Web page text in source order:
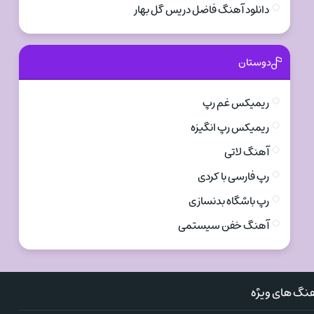
دانلود آهنگ فاضل دریس گل بهار
دوستان
ریمیکس غم رپ
ریمیکس رپ انگیزه
آهنگ لاتی
رپ فارسی با کردی
رپ باشگاه بدنسازی
آهنگ خفن سیستمی
های ویژه